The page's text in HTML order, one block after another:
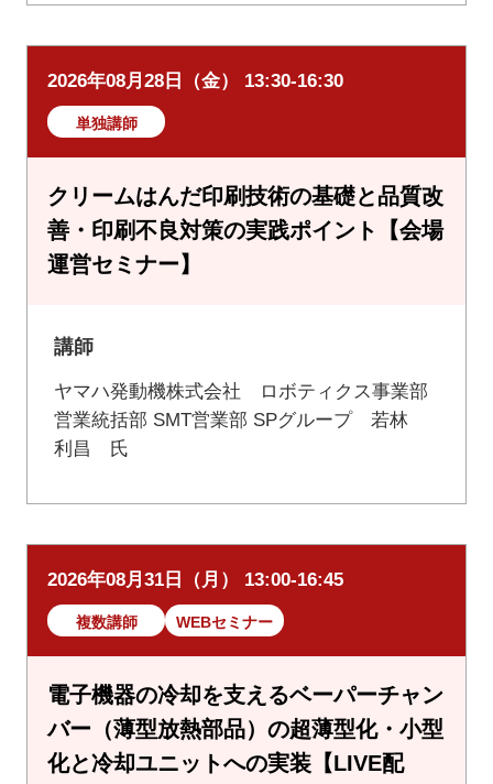
2026年08月28日（金） 13:30-16:30
単独講師
クリームはんだ印刷技術の基礎と品質改
善・印刷不良対策の実践ポイント【会場
運営セミナー】
講師
ヤマハ発動機株式会社 ロボティクス事業部
営業統括部 SMT営業部 SPグループ 若林
利昌 氏
2026年08月31日（月） 13:00-16:45
複数講師 WEBセミナー
電子機器の冷却を支えるベーパーチャン
バー（薄型放熱部品）の超薄型化・小型
化と冷却ユニットへの実装【LIVE配